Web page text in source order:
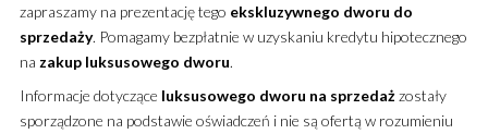
zapraszamy na prezentację tego ekskluzywnego dworu do
sprzedaży. Pomagamy bezpłatnie w uzyskaniu kredytu hipotecznego
na zakup luksusowego dworu.
Informacje dotyczące luksusowego dworu na sprzedażzostały
sporządzone na podstawie oświadczeń i nie są ofertą w rozumieniu